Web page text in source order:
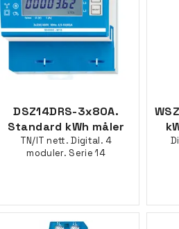
DSZ14DRS-3x80A.
Standard kWh måler
TN/IT nett. Digital. 4
moduler. Serie 14